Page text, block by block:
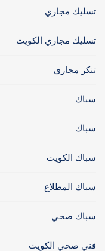
تسليك مجاري
تسليك مجاري الكويت
تنكر مجاري
سباك
سباك
سباك الكويت
سباك المطلاع
سباك صحي
فني صحي الكويت